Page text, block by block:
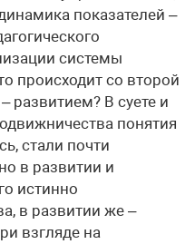
показателей –
системы
происходит со второй
развитием? В суете и
понятия
стали почти
в развитии и
истинно
в развитии же –
взгляде на